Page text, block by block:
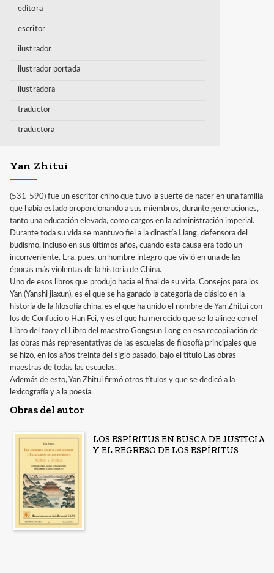
editora
escritor
ilustrador
ilustrador portada
ilustradora
traductor
traductora
Yan Zhitui
(531-590) fue un escritor chino que tuvo la suerte de nacer en una familia
que había estado proporcionando a sus miembros, durante generaciones,
tanto una educación elevada, como cargos en la administración imperial.
Durante toda su vida se mantuvo fiel a la dinastía Liang, defensora del
budismo, incluso en sus últimos años, cuando esta causa era todo un
inconveniente. Era, pues, un hombre íntegro que vivió en una de las
épocas más violentas de la historia de China.
Uno de esos libros que produjo hacia el final de su vida, Consejos para los
Yan (Yanshi jiaxun), es el que se ha ganado la categoría de clásico en la
historia de la filosofía china, es el que ha unido el nombre de Yan Zhitui con
los de Confucio o Han Fei, y es el que ha merecido que se lo alinee con el
Libro del tao y el Libro del maestro Gongsun Long en esa recopilación de
las obras más representativas de las escuelas de filosofía principales que
se hizo, en los años treinta del siglo pasado, bajo el título Las obras
maestras de todas las escuelas.
Además de esto, Yan Zhitui firmó otros títulos y que se dedicó a la
lexicografía y a la poesía.
Obras del autor
LOS ESPÍRITUS EN BUSCA DE JUSTICIA
Y EL REGRESO DE LOS ESPÍRITUS